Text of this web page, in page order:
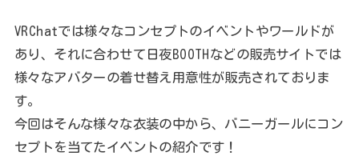
VRChatでは様々なコンセプトのイベントやワールドが
あり、それに合わせて日夜BOOTHなどの販売サイトでは
様々なアバターの着せ替え用意性が販売されておりま
す。
今回はそんな様々な衣装の中から、バニーガールにコン
セプトを当てたイベントの紹介です！